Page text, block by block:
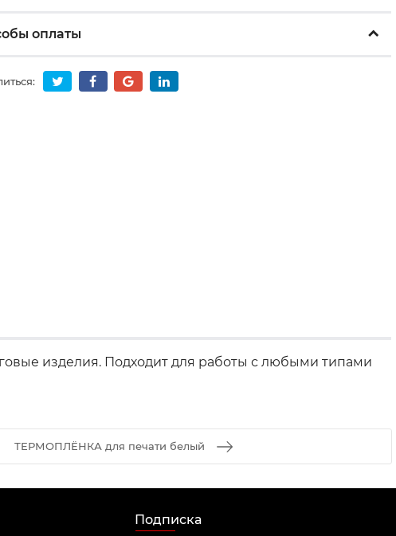
оплаты
изделия. Подходит для работы с любыми типами
ТЕРМОПЛЁНКА для печати белый
Подписка